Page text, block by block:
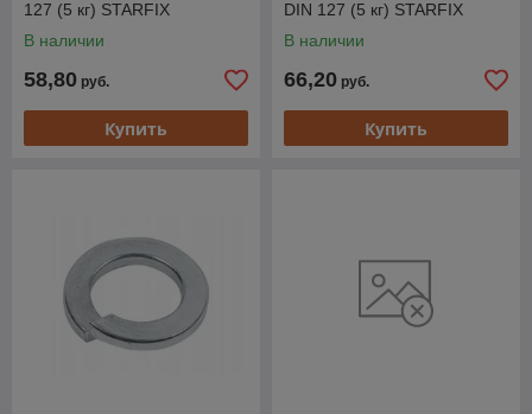
127 (5 кг) STARFIX
В наличии
58,80 руб.
Купить
DIN 127 (5 кг) STARFIX
В наличии
66,20 руб.
Купить